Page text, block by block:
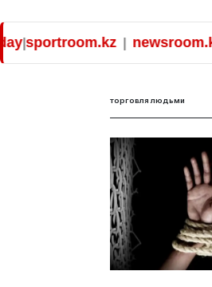
sportroom.kz|newsroom.kz|
торговля людьми